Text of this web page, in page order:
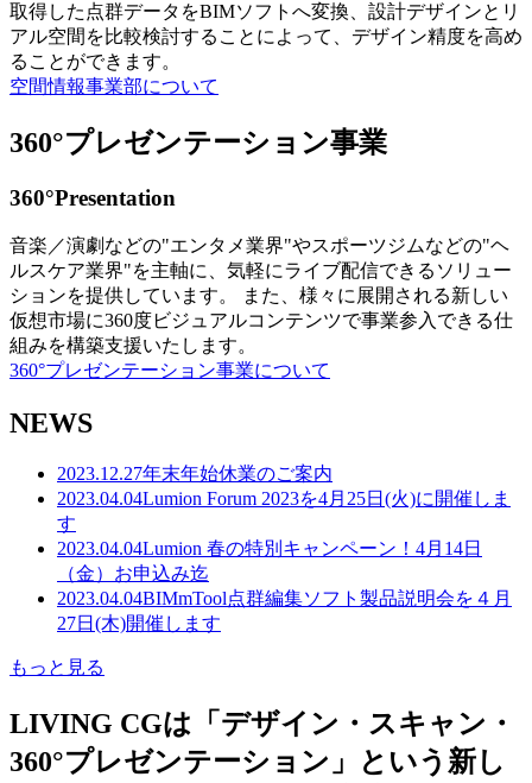
取得した点群データをBIMソフトへ変換、設計デザインとリ
アル空間を比較検討することによって、デザイン精度を高め
ることができます。
空間情報事業部について
360°プレゼンテーション事業
360°Presentation
音楽／演劇などの"エンタメ業界"やスポーツジムなどの"ヘ
ルスケア業界"を主軸に、気軽にライブ配信できるソリュー
ションを提供しています。 また、様々に展開される新しい
仮想市場に360度ビジュアルコンテンツで事業参入できる仕
組みを構築支援いたします。
360°プレゼンテーション事業について
NEWS
2023.12.27年末年始休業のご案内
2023.04.04Lumion Forum 2023を4月25日(火)に開催しま
す
2023.04.04Lumion 春の特別キャンペーン！4月14日
（金）お申込み迄
2023.04.04BIMmTool点群編集ソフト製品説明会を４月
27日(木)開催します
もっと見る
LIVING CGは「デザイン・スキャン・
360°プレゼンテーション」という新し